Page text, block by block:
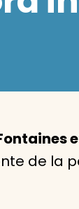
!
de votre
d’un
de la